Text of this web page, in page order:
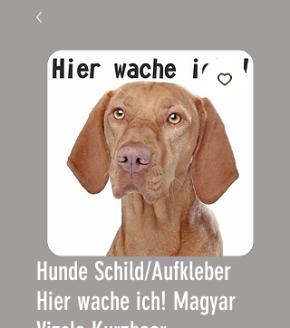
Hunde Schild/Aufkleber
Hier wache ich! Magyar